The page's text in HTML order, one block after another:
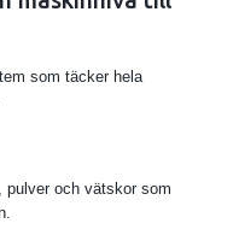
som täcker hela
pulver och vätskor som